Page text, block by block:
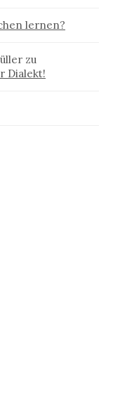
lernen?
zu
Dialekt!